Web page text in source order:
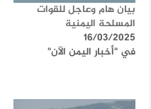
بيان هام وعاجل للقوات
المسلحة اليمنية
16/03/2025
في "أخبار اليمن الآن"